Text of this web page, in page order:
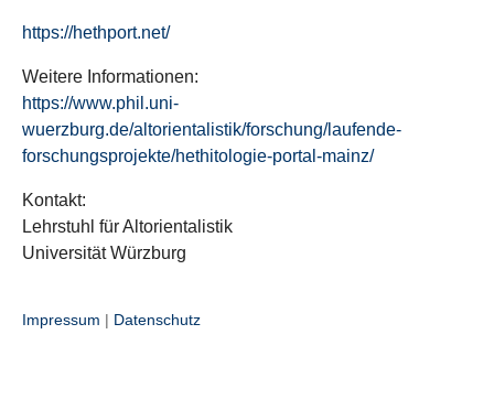
https://hethport.net/
Weitere Informationen:
https://www.phil.uni-
wuerzburg.de/altorientalistik/forschung/laufende-
forschungsprojekte/hethitologie-portal-mainz/
Kontakt:
Lehrstuhl für Altorientalistik
Universität Würzburg
Impressum | Datenschutz